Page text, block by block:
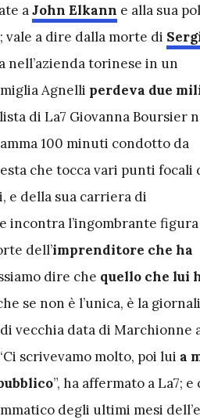
aJohn Elkann e alla sua
vale a dire dalla morte di
torinese in un
Agnelli perdeva due
di La7 Giovanna Boursier
100 minuti condotto da
che tocca vari punti focali
e della sua carriera di
incontra l’ingombrante
dell’imprenditore che ha
dire che quello che lui
se non è l’unica, è la
di vecchia data di Marchionne
scrivevamo molto, poi lui a
”, ha affermato a La7; e
degli ultimi mesi